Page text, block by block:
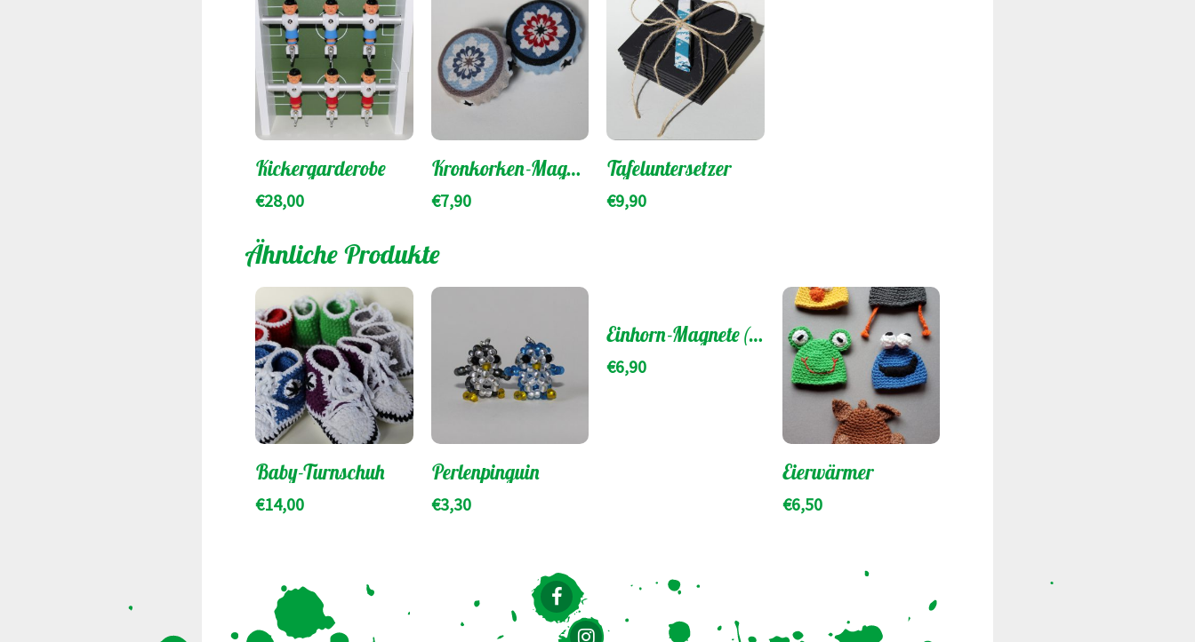
Kickergarderobe
€28,00
Kronkorken-Magnete (5er Tüte)
€7,90
Tafeluntersetzer
€9,90
Ähnliche Produkte
Baby-Turnschuh
€14,00
Perlenpinguin
€3,30
Einhorn-Magnete (4er-Tüte)
€6,90
Eierwärmer
€6,50